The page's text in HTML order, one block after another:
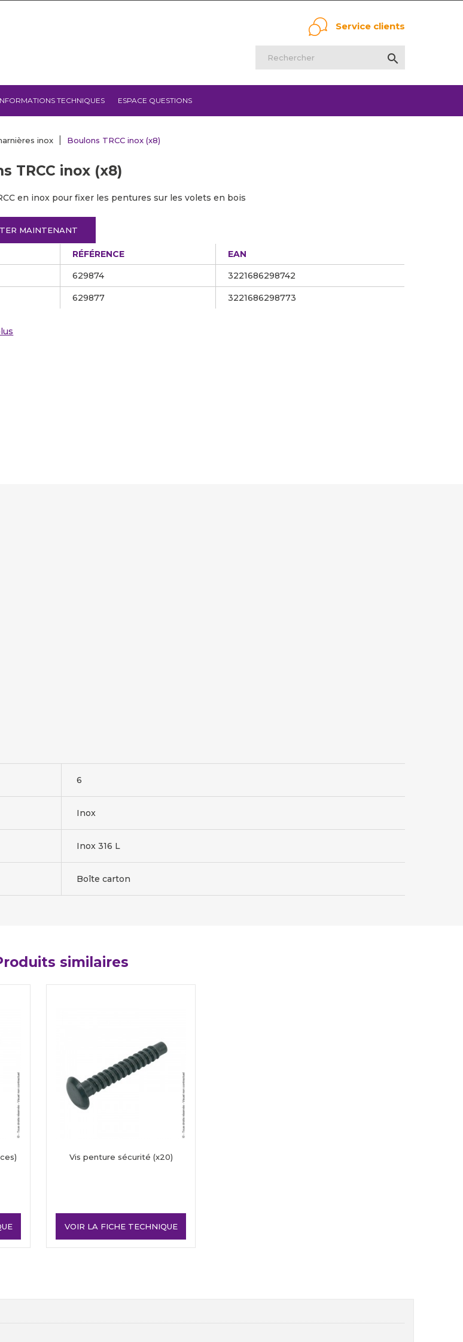
Service clients

TECHNIQUES ESPACE QUESTIONS
inox Boulons TRCC inox (x8)
TRCC inox (x8)
en inox pour fixer les pentures sur les volets en bois
MAINTENANT
RÉFÉRENCE
EAN
629874 3221686298742
629877 3221686298773
6
Inox
Inox 316 L
Boîte carton
similaires
Vis penture sécurité (x20)
VOIR LA FICHE TECHNIQUE